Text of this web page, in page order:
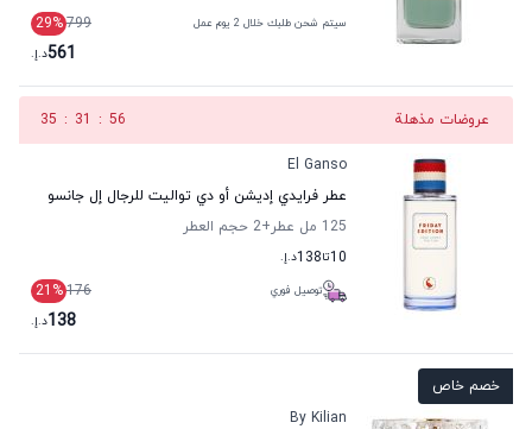
سيتم شحن طلبك خلال 2 يوم عمل 799
29%
561د.إ.
عروضات مذهلة 56
:
31
:
35
El Ganso
عطر فرايدي إديشن أو دي تواليت للرجال إل جانسو
125 مل عطر
+2
حجم العطر
10تا138د.إ.
توصيل فوري 176
21 %
138د.إ.
خصم خاص
By Kilian